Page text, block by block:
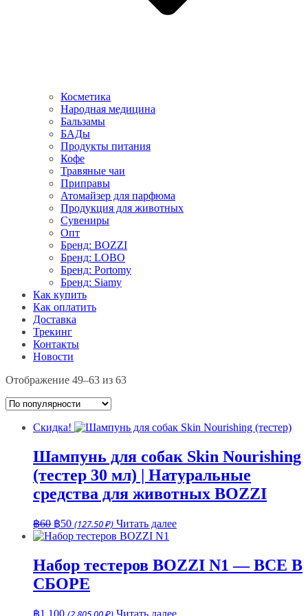
Косметика
Народная медицина
Бальзамы
БАДы
Продукты питания
Кофе
Травяные чаи
Приправы
Атомайзер для парфюма
Продукция для животных
Сувениры
Опт
Бренд: BOZZI
Бренд: LOBO
Бренд: Portomy
Бренд: Siamy
Как купить
Как оплатить
Доставка
Трекинг
Контакты
Новости
Отображение 49–63 из 63Сортировка:
Скидка!
Шампунь для собак Skin Nourishing
(тестер 30 мл) | Натуральные
средства для животных BOZZI
฿60 Первоначальная
цена
฿60.
฿50Текущая
цена:
(127.50 ₽) Читать далее
Набор тестеров BOZZI N1 — ВСЕ В
СБОРЕ
฿1,100 Читать далее